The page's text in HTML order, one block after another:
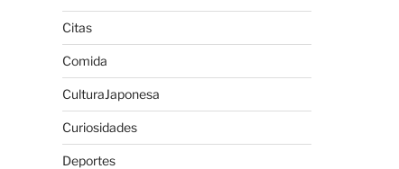
Citas
Comida
CulturaJaponesa
Curiosidades
Deportes